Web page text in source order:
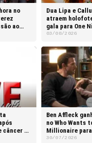
no
ao
Dua Lipa e
atraem
gala para One
03/08/2026
na
Ben Affleck
no Who Wants
Millionaire
beneficente
30/07/2026